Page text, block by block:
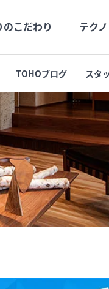
こだわり テク
メ
・営業所
TOHOブログ スタ